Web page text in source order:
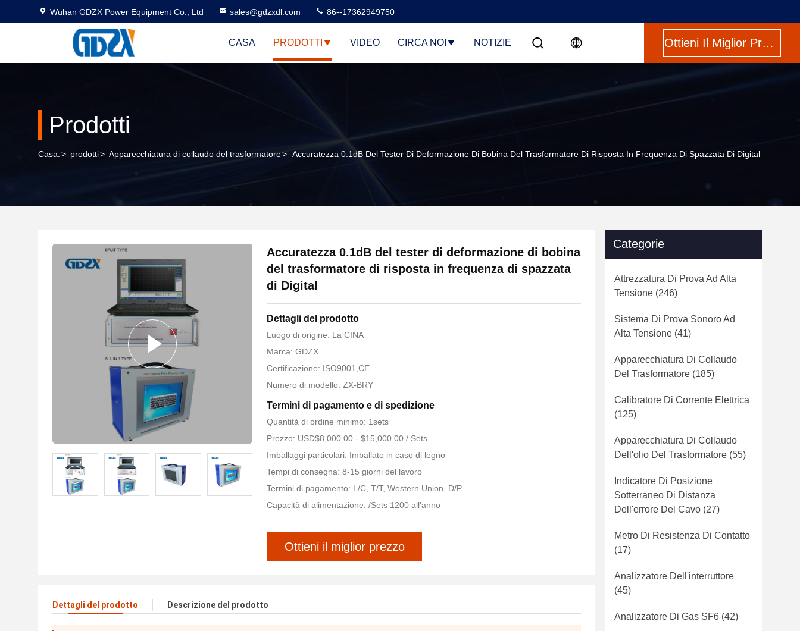
Wuhan GDZX Power Equipment Co., Ltd sales@gdzxdl.com 86--17362949750
CASA PRODOTTI VIDEO CIRCA NOI NOTIZIE Ottieni Il Miglior Prezzo
Prodotti
Casa. > prodotti> Apparecchiatura di collaudo del trasformatore> Accuratezza 0.1dB Del Tester Di Deformazione Di Bobina Del Trasformatore Di Risposta In Frequenza Di Spazzata Di Digital
Accuratezza 0.1dB del tester di deformazione di bobina
del trasformatore di risposta in frequenza di spazzata
di Digital
Dettagli del prodotto
Luogo di origine: La CINA
Marca: GDZX
Certificazione: ISO9001,CE
Numero di modello: ZX-BRY
Termini di pagamento e di spedizione
Quantità di ordine minimo: 1sets
Prezzo: USD$8,000.00 - $15,000.00 / Sets
Imballaggi particolari: Imballato in caso di legno
Tempi di consegna: 8-15 giorni del lavoro
Termini di pagamento: L/C, T/T, Western Union, D/P
Capacità di alimentazione: /Sets 1200 all'anno
Ottieni il miglior prezzo
Dettagli del prodotto Descrizione del prodotto
Categorie
Attrezzatura Di Prova Ad Alta
Tensione (246)
Sistema Di Prova Sonoro Ad
Alta Tensione (41)
Apparecchiatura Di Collaudo
Del Trasformatore (185)
Calibratore Di Corrente Elettrica
(125)
Apparecchiatura Di Collaudo
Dell'olio Del Trasformatore (55)
Indicatore Di Posizione
Sotterraneo Di Distanza
Dell'errore Del Cavo (27)
Metro Di Resistenza Di Contatto
(17)
Analizzatore Dell'interruttore
(45)
Analizzatore Di Gas SF6 (42)